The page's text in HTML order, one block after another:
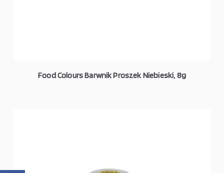
Food Colours Barwnik Proszek Niebieski, 8g